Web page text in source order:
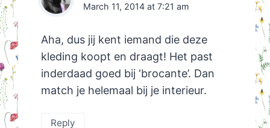
March 11, 2014 at 7:21 am
Aha, dus jij kent iemand die deze
kleding koopt en draagt! Het past
inderdaad goed bij ‘brocante’. Dan
match je helemaal bij je interieur.
Reply